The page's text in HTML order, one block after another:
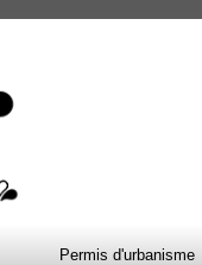
Permis d'urbanisme